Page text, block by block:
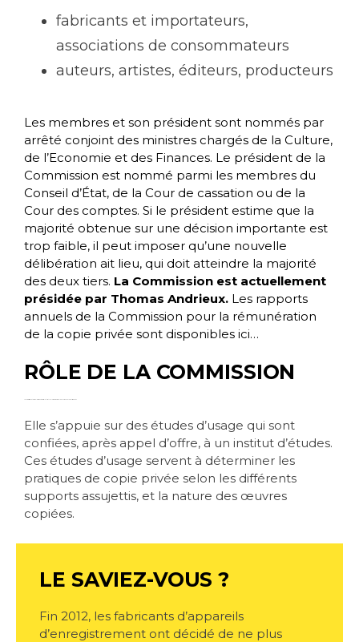
fabricants et importateurs,
associations de consommateurs
auteurs, artistes, éditeurs, producteurs
Les membres et son président sont nommés par
arrêté conjoint des ministres chargés de la Culture,
de l’Economie et des Finances. Le président de la
Commission est nommé parmi les membres du
Conseil d’État, de la Cour de cassation ou de la
Cour des comptes. Si le président estime que la
majorité obtenue sur une décision importante est
trop faible, il peut imposer qu’une nouvelle
délibération ait lieu, qui doit atteindre la majorité
des deux tiers. La Commission est actuellement
présidée par Thomas Andrieux. Les rapports
annuels de la Commission pour la rémunération
de la copie privée sont disponibles ici…
RÔLE DE LA COMMISSION
Elle s’appuie sur des études d’usage qui sont
confiées, après appel d’offre, à un institut d’études.
Ces études d’usage servent à déterminer les
pratiques de copie privée selon les différents
supports assujettis, et la nature des œuvres
copiées.
LE SAVIEZ-VOUS ?
Fin 2012, les fabricants d’appareils
d’enregistrement ont décidé de ne plus